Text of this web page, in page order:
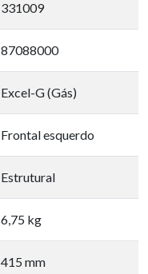
331009
87088000
Excel-G (Gás)
Frontal esquerdo
Estrutural
6,75 kg
415 mm